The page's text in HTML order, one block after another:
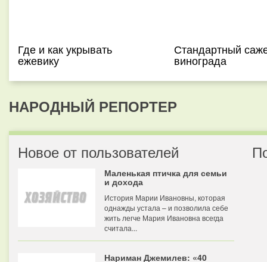
Где и как укрывать
ежевику
Стандартный
винограда
НАРОДНЫЙ РЕПОРТЕР
Новое от пользователей
Маленькая птичка для семьи
и дохода
История Марии Ивановны, которая
однажды устала – и позволила себе
жить легче Мария Ивановна всегда
считала...
Нариман Джемилев: «40